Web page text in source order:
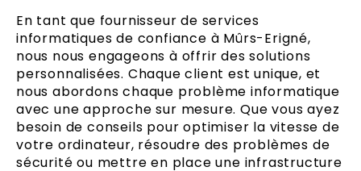
En tant que fournisseur de services
informatiques de confiance à Mûrs-Erigné,
nous nous engageons à offrir des solutions
personnalisées. Chaque client est unique, et
nous abordons chaque problème informatique
avec une approche sur mesure. Que vous ayez
besoin de conseils pour optimiser la vitesse de
votre ordinateur, résoudre des problèmes de
sécurité ou mettre en place une infrastructure